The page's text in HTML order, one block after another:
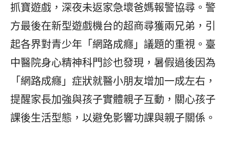
抓寶遊戲，深夜未返家急壞爸媽報警協尋。警
方最後在新型遊戲機台的超商尋獲兩兄弟，引
起各界對青少年「網路成癮」議題的重視。臺
中醫院身心精神科門診也發現，暑假過後因為
「網路成癮」症狀就醫小朋友增加一成左右，
提醒家長加強與孩子實體親子互動，關心孩子
課後生活型態，以避免影響功課與親子關係。